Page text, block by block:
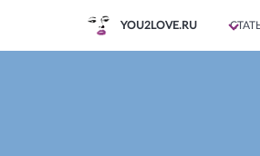
YOU2LOVE.RU